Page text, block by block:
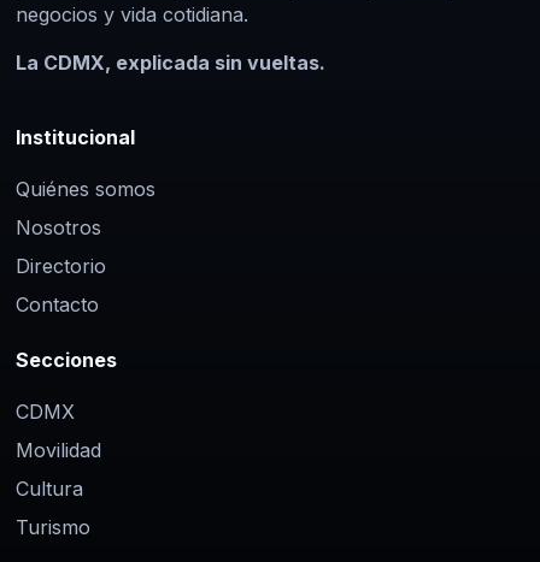
negocios y vida cotidiana.
La CDMX, explicada sin vueltas.
Institucional
Quiénes somos
Nosotros
Directorio
Contacto
Secciones
CDMX
Movilidad
Cultura
Turismo